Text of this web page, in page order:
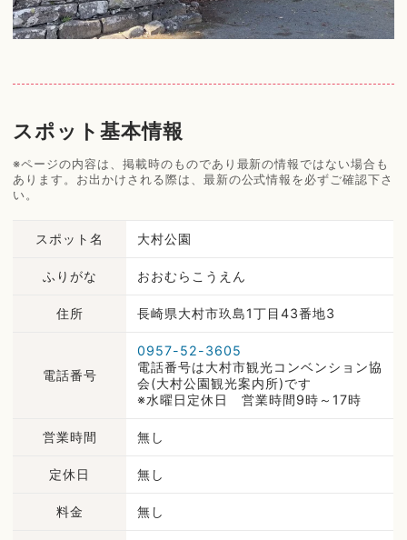
スポット基本情報
※ページの内容は、掲載時のものであり最新の情報ではない場合も
あります。お出かけされる際は、最新の公式情報を必ずご確認下さ
い。
スポット名 大村公園
ふりがな おおむらこうえん
住所 長崎県大村市玖島1丁目43番地3
電話番号
0957-52-3605
電話番号は大村市観光コンベンション協
会(大村公園観光案内所)です
※水曜日定休日 営業時間9時～17時
営業時間 無し
定休日 無し
料金 無し